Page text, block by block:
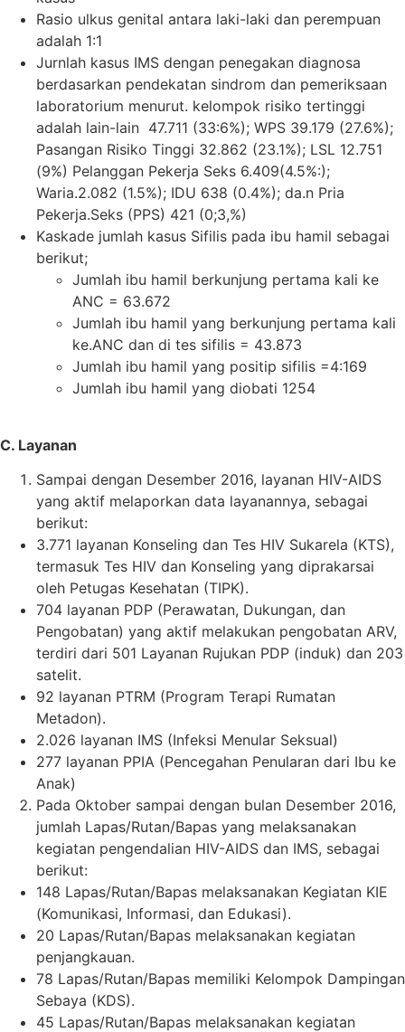
Rasio ulkus genital antara laki-laki dan perempuan
adalah 1:1
Jurnlah kasus IMS dengan penegakan diagnosa
berdasarkan pendekatan sindrom dan pemeriksaan
laboratorium menurut. kelompok risiko tertinggi
adalah lain-lain 47.711 (33:6%); WPS 39.179 (27.6%);
Pasangan Risiko Tinggi 32.862 (23.1%); LSL 12.751
(9%) Pelanggan Pekerja Seks 6.409(4.5%:);
Waria.2.082 (1.5%); IDU 638 (0.4%); da.n Pria
Pekerja.Seks (PPS) 421 (0;3,%)
Kaskade jumlah kasus Sifilis pada ibu hamil sebagai
berikut;
Jumlah ibu hamil berkunjung pertama kali ke
ANC = 63.672
Jumlah ibu hamil yang berkunjung pertama kali
ke.ANC dan di tes sifilis = 43.873
Jumlah ibu hamil yang positip sifilis =4:169
Jumlah ibu hamil yang diobati 1254
C. Layanan
Sampai dengan Desember 2016, layanan HIV-AIDS
yang aktif melaporkan data layanannya, sebagai
berikut:
3.771 layanan Konseling dan Tes HIV Sukarela (KTS),
termasuk Tes HIV dan Konseling yang diprakarsai
oleh Petugas Kesehatan (TIPK).
704 layanan PDP (Perawatan, Dukungan, dan
Pengobatan) yang aktif melakukan pengobatan ARV,
terdiri dari 501 Layanan Rujukan PDP (induk) dan 203
satelit.
92 layanan PTRM (Program Terapi Rumatan
Metadon).
2.026 layanan IMS (Infeksi Menular Seksual)
277 layanan PPIA (Pencegahan Penularan dari Ibu ke
Anak)
Pada Oktober sampai dengan bulan Desember 2016,
jumlah Lapas/Rutan/Bapas yang melaksanakan
kegiatan pengendalian HIV-AIDS dan IMS, sebagai
berikut:
148 Lapas/Rutan/Bapas melaksanakan Kegiatan KIE
(Komunikasi, Informasi, dan Edukasi).
20 Lapas/Rutan/Bapas melaksanakan kegiatan
penjangkauan.
78 Lapas/Rutan/Bapas memiliki Kelompok Dampingan
Sebaya (KDS).
45 Lapas/Rutan/Bapas melaksanakan kegiatan